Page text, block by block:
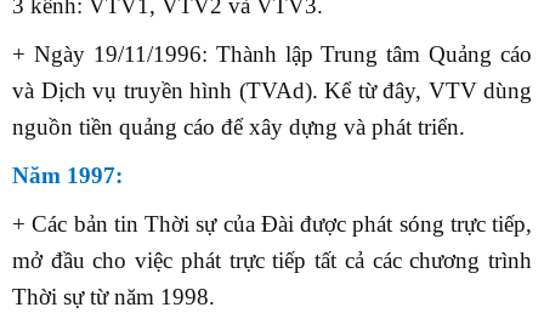
3 kênh: VTV1, VTV2 và VTV3.
+ Ngày 19/11/1996: Thành lập Trung tâm Quảng cáo
và Dịch vụ truyền hình (TVAd). Kể từ đây, VTV dùng
nguồn tiền quảng cáo để xây dựng và phát triển.
Năm 1997:
+ Các bản tin Thời sự của Đài được phát sóng trực tiếp,
mở đầu cho việc phát trực tiếp tất cả các chương trình
Thời sự từ năm 1998.